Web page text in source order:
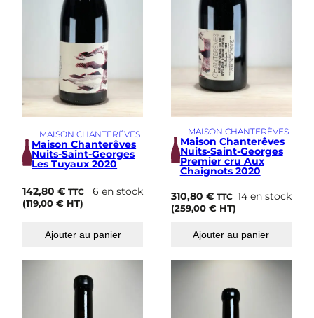
MAISON CHANTERÊVES
Maison Chanterêves
Nuits-Saint-Georges
Les Tuyaux 2020
142,80€ TTC
(119,00€ HT)
6 en stock
Ajouter au panier
MAISON CHANTERÊVES
Maison Chanterêves
Nuits-Saint-Georges
Premier cru Aux
Chaignots 2020
310,80 € TTC
(259,00 €HT)
14 en stock
Ajouter au panier